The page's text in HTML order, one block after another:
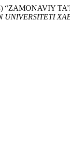
UNIVERSITETI